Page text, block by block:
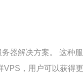
器解决方案。 这种
，用户可以获得